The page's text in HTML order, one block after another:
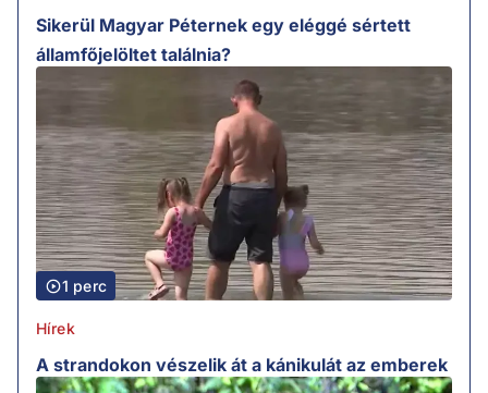
Sikerül Magyar Péternek egy eléggé sértett
államfőjelöltet találnia?
1 perc
Hírek
A strandokon vészelik át a kánikulát az emberek